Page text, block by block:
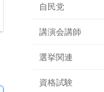
自民党
講演会講師
選挙関連
資格試験